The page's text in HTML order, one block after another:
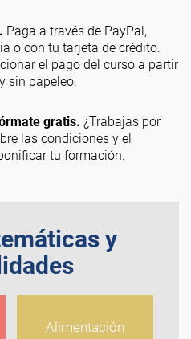
Paga a través de PayPal,
o con tu tarjeta de crédito.
el pago del curso a partir
sin papeleo.
gratis. ¿Trabajas por
las condiciones y el
tu formación.
y
Alimentación